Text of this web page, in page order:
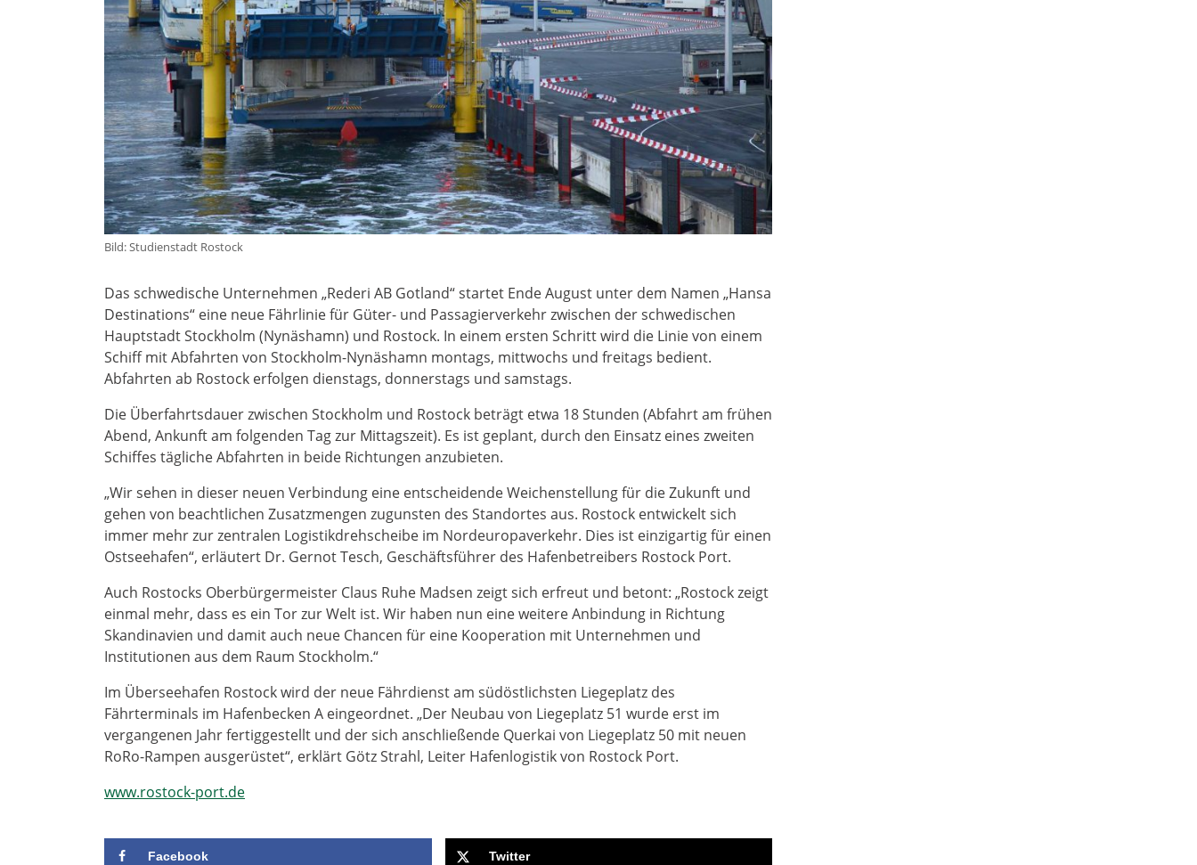
Bild: Studienstadt Rostock
Das schwedische Unternehmen „Rederi AB Gotland“ startet Ende August unter dem Namen „Hansa
Destinations“ eine neue Fährlinie für Güter- und Passagierverkehr zwischen der schwedischen
Hauptstadt Stockholm (Nynäshamn) und Rostock. In einem ersten Schritt wird die Linie von einem
Schiff mit Abfahrten von Stockholm-Nynäshamn montags, mittwochs und freitags bedient.
Abfahrten ab Rostock erfolgen dienstags, donnerstags und samstags.
Die Überfahrtsdauer zwischen Stockholm und Rostock beträgt etwa 18 Stunden (Abfahrt am frühen
Abend, Ankunft am folgenden Tag zur Mittagszeit). Es ist geplant, durch den Einsatz eines zweiten
Schiffes tägliche Abfahrten in beide Richtungen anzubieten.
„Wir sehen in dieser neuen Verbindung eine entscheidende Weichenstellung für die Zukunft und
gehen von beachtlichen Zusatzmengen zugunsten des Standortes aus. Rostock entwickelt sich
immer mehr zur zentralen Logistikdrehscheibe im Nordeuropaverkehr. Dies ist einzigartig für einen
Ostseehafen“, erläutert Dr. Gernot Tesch, Geschäftsführer des Hafenbetreibers Rostock Port.
Auch Rostocks Oberbürgermeister Claus Ruhe Madsen zeigt sich erfreut und betont: „Rostock zeigt
einmal mehr, dass es ein Tor zur Welt ist. Wir haben nun eine weitere Anbindung in Richtung
Skandinavien und damit auch neue Chancen für eine Kooperation mit Unternehmen und
Institutionen aus dem Raum Stockholm.“
Im Überseehafen Rostock wird der neue Fährdienst am südöstlichsten Liegeplatz des
Fährterminals im Hafenbecken A eingeordnet. „Der Neubau von Liegeplatz 51 wurde erst im
vergangenen Jahr fertiggestellt und der sich anschließende Querkai von Liegeplatz 50 mit neuen
RoRo-Rampen ausgerüstet“, erklärt Götz Strahl, Leiter Hafenlogistik von Rostock Port.
www.rostock-port.de
Facebook Twitter